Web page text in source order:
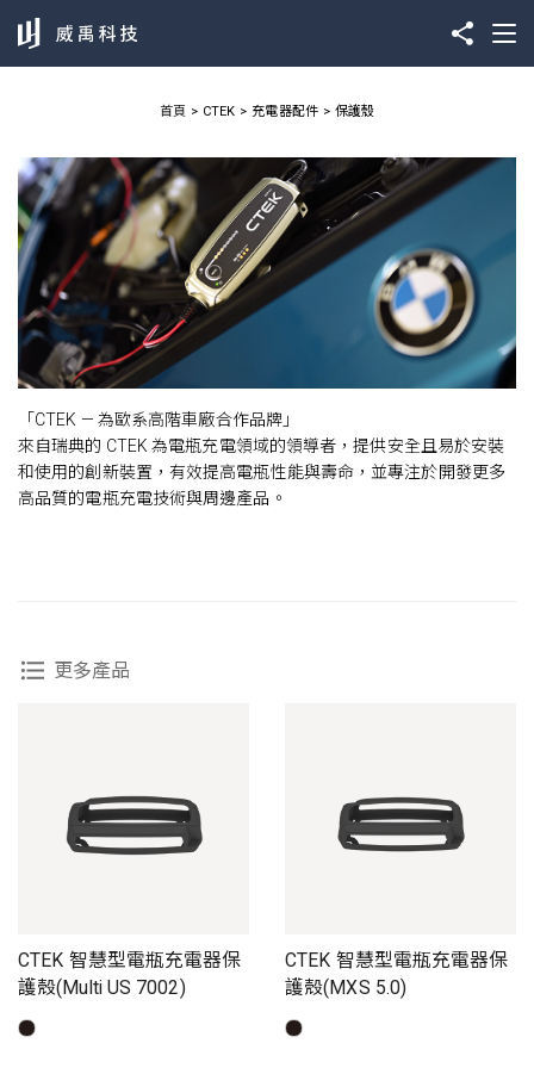
首頁 CTEK 充電器配件 保護殼
「CTEK — 為歐系高階車廠合作品牌」
來自瑞典的 CTEK 為電瓶充電領域的領導者，提供安全且易於安裝
和使用的創新裝置，有效提高電瓶性能與壽命，並專注於開發更多
高品質的電瓶充電技術與周邊產品。
更多產品
CTEK 智慧型電瓶充電器保
護殼(Multi US 7002)
CTEK 智慧型電瓶充電器保
護殼(MXS 5.0)